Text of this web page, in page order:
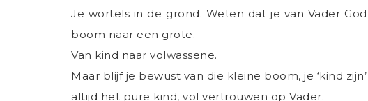
Je wortels in de grond. Weten dat je van Vader
boom naar een grote.
Van kind naar volwassene.
Maar blijf je bewust van die kleine boom, je ‘kind
altijd het pure kind, vol vertrouwen op Vader.